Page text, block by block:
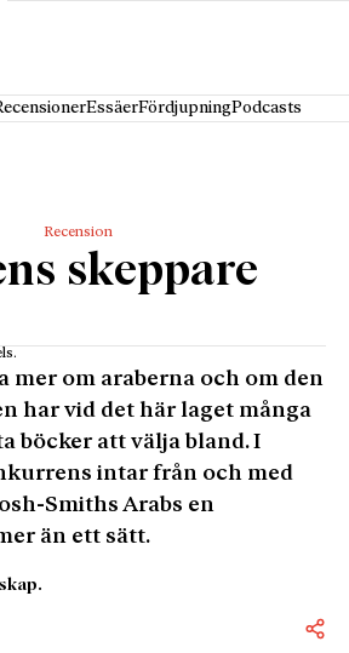
EssäerFördjupningPodcasts
Recension
skeppare
mer om araberna och om den
har vid det här laget många
böcker att välja bland. I
intar från och med
Smiths Arabs en
än ett sätt.